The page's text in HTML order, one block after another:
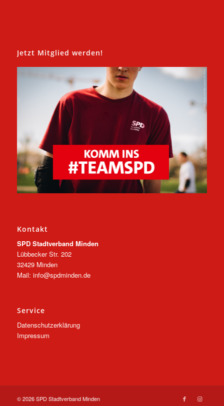
Jetzt Mitglied werden!
Kontakt
SPD Stadtverband Minden
Lübbecker Str. 202
32429 Minden
Mail: info@spdminden.de
Service
Datenschutzerklärung
Impressum
© 2026 SPD Stadtverband Minden